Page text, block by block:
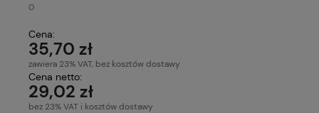
0
Cena:
35,70 zł
zawiera 23% VAT, bez kosztów dostawy
Cena netto:
29,02 zł
bez 23% VAT i kosztów dostawy